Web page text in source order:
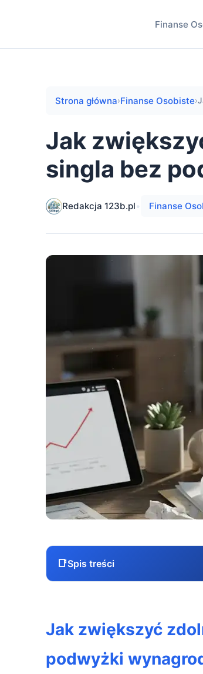
Finanse
Strona główna›Finanse Osobiste›
Jak
singla bez
Redakcja 123b.pl• Finanse
📑Spis treści
Krok 1: Zrób finansowy
Stwórz szczegółowy
Jak zwiększyć
podwyżki